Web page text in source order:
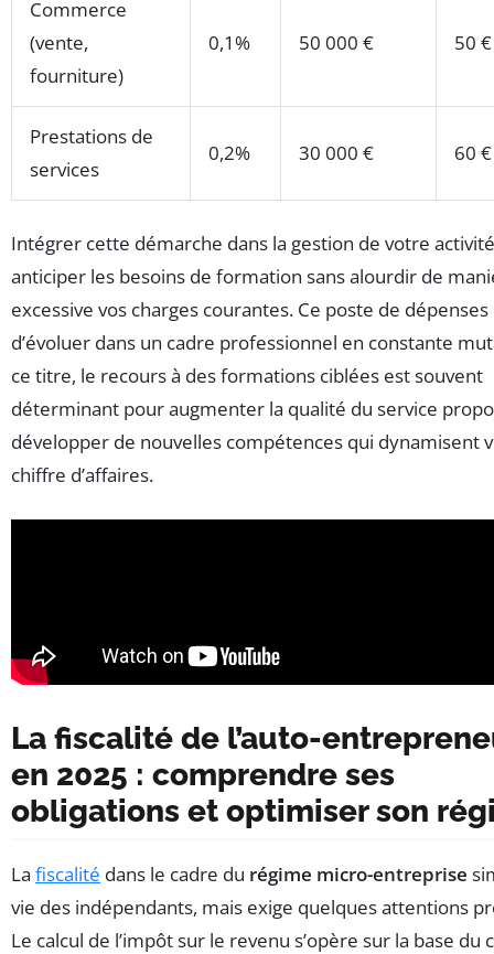
Commerce
(vente,
fourniture)
0,1% 50 000 € 50 €
Prestations de
services
0,2% 30 000 € 60 €
Intégrer cette démarche dans la gestion de votre
anticiper les besoins de formation sans alourdir de
excessive vos charges courantes. Ce poste de
d’évoluer dans un cadre professionnel en constante
ce titre, le recours à des formations ciblées est souvent
déterminant pour augmenter la qualité du service
développer de nouvelles compétences qui dynamisent
chiffre d’affaires.
La fiscalité de l’auto-
en 2025 : comprendre ses
obligations et optimiser son
La fiscalité dans le cadre du régime micro-entreprise
vie des indépendants, mais exige quelques attentions
Le calcul de l’impôt sur le revenu s’opère sur la base du